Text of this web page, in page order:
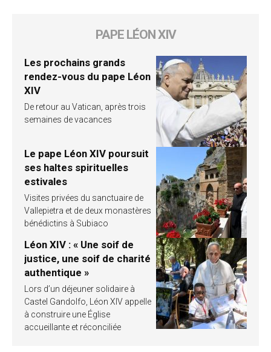
PAPE LÉON XIV
Les prochains grands
rendez-vous du pape Léon
XIV
De retour au Vatican, après trois
semaines de vacances
Le pape Léon XIV poursuit
ses haltes spirituelles
estivales
Visites privées du sanctuaire de
Vallepietra et de deux monastères
bénédictins à Subiaco
Léon XIV : « Une soif de
justice, une soif de charité
authentique »
Lors d’un déjeuner solidaire à
Castel Gandolfo, Léon XIV appelle
à construire une Église
accueillante et réconciliée